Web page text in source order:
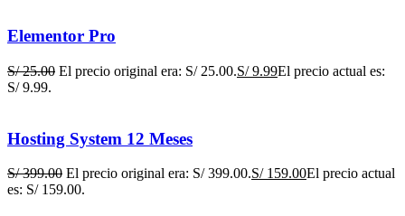
Elementor Pro
S/25.00 El precio original era: S/ 25.00.S/9.99El precio actual es:
S/ 9.99.
Hosting System 12 Meses
S/399.00 El precio original era: S/ 399.00.S/159.00El precio actual
es: S/ 159.00.